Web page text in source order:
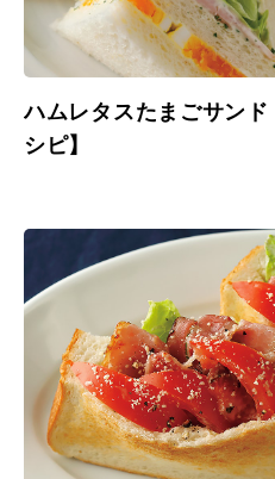
ハムレタスたまごサン
シピ】